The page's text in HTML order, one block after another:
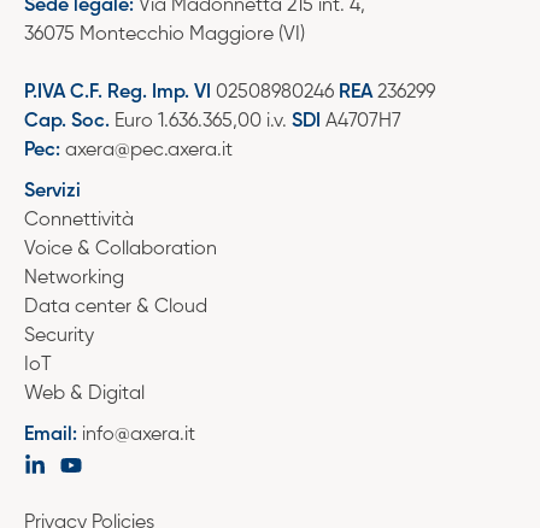
Sede legale: Via Madonnetta 215 int. 4,
36075 Montecchio Maggiore (VI)
P.IVA C.F. Reg. Imp. VI 02508980246 REA236299
Cap. Soc. Euro 1.636.365,00 i.v. SDI A4707H7
Pec: axera@pec.axera.it
Servizi
Connettività
Voice & Collaboration
Networking
Data center & Cloud
Security
IoT
Web & Digital
Email: info@axera.it
Privacy Policies